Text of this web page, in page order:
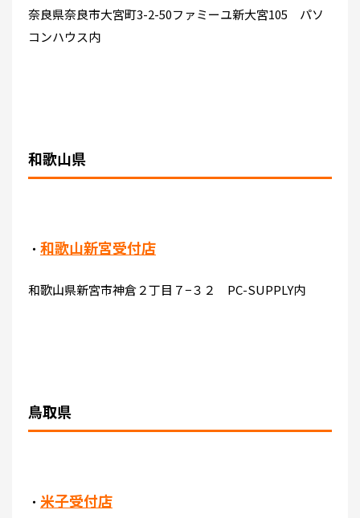
奈良県奈良市大宮町3-2-50ファミーユ新大宮105 パソ
コンハウス内
和歌山県
・ 和歌山新宮受付店
和歌山県新宮市神倉２丁目７−３２ PC-SUPPLY内
鳥取県
・ 米子受付店